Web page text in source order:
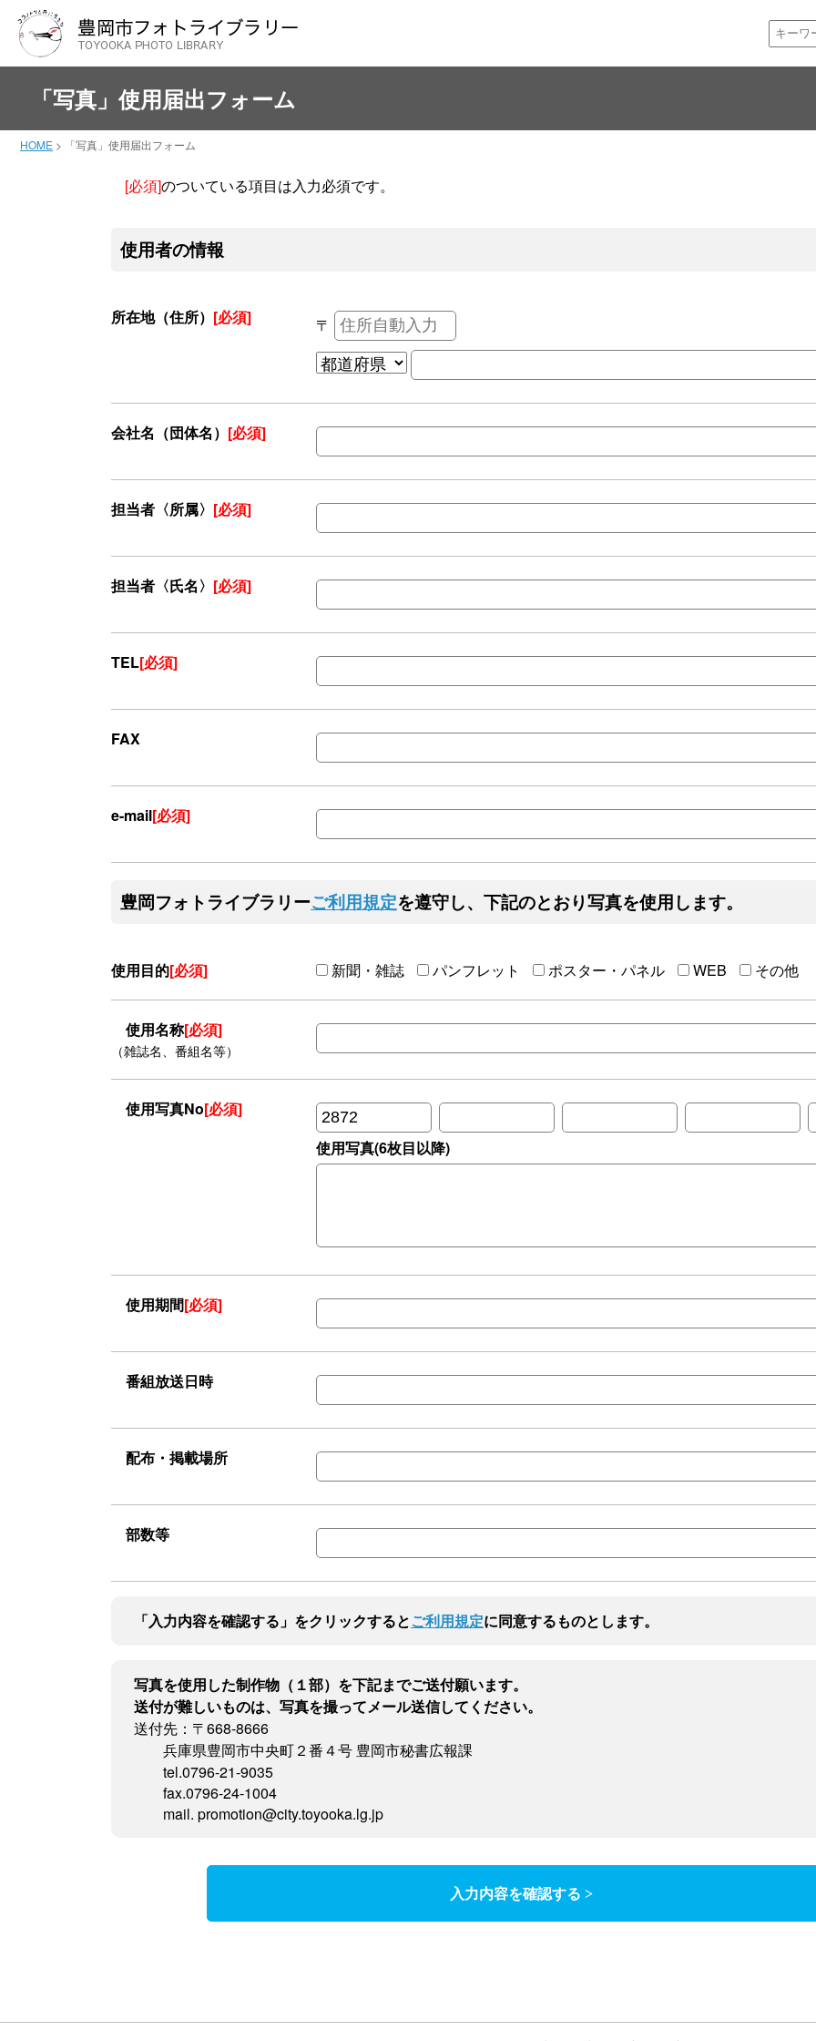
「写真」使用届出フォーム
HOME > 「写真」使用届出フォーム
[必須]のついている項目は入力必須です。
使用者の情報
所在地（住所） [必須] 〒
会社名（団体名） [必須]
担当者〈所属〉 [必須]
担当者〈氏名〉 [必須]
TEL[必須]
FAX
e-mail[必須]
豊岡フォトライブラリーご利用規定を遵守し、下記のとおり写真を使用します。
使用目的[必須] 新聞・雑誌 パンフレット ポスター・パネル WEB その他
使用名称[必須]
（雑誌名、番組名等）
使用写真No[必須]
使用写真(6枚目以降)
使用期間[必須]
番組放送日時
配布・掲載場所
部数等
「入力内容を確認する」をクリックするとご利用規定に同意するものとします。
写真を使用した制作物（１部）を下記までご送付願います。
送付が難しいものは、写真を撮ってメール送信してください。
送付先：〒668-8666
兵庫県豊岡市中央町２番４号 豊岡市秘書広報課
tel.0796-21-9035
fax.0796-24-1004
mail. promotion@city.toyooka.lg.jp